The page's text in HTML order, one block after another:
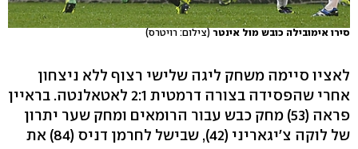
סירו אימובילה כובש מול אינטר (צילום: רויטרס)
לאציו סיימה משחק ליגה שלישי רצוף ללא ניצחון
אחרי שהפסידה בצורה דרמטית 2:1 לאטאלנטה. בראיין
פראה (53) מחק כבש עבור הרומאים ומחק שער יתרון
של לוקה צ'יגאריני (42), שבישל לחרמן דניס (84) את